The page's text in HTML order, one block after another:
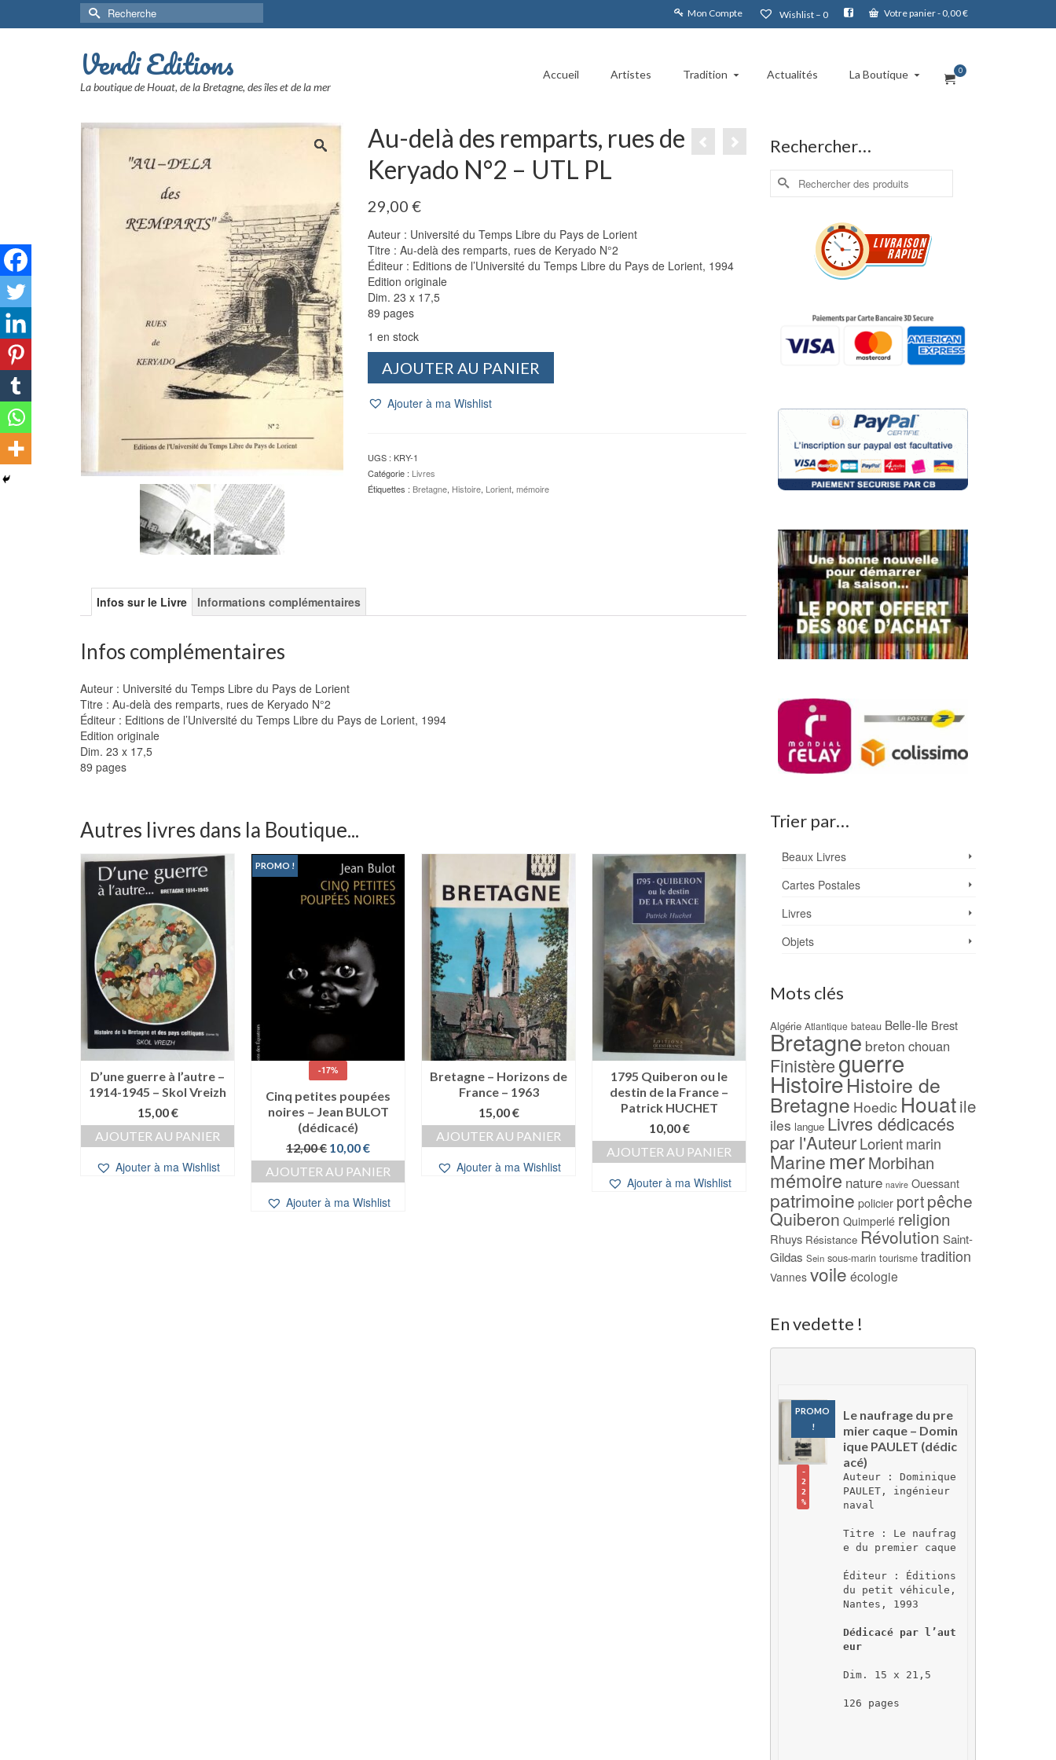
Mon Compte Wishlist – 0 Votre panier- 0,00€
Rechercher :
Verdi Editions
La boutique de Houat, de la Bretagne, des îles et de la mer
Accueil Artistes Tradition Actualités La Boutique 0
Au-delà des remparts, rues de
Keryado N°2 – UTL PL
29,00 €
Auteur : Université du Temps Libre du Pays de Lorient
Titre : Au-delà des remparts, rues de Keryado N°2
Éditeur : Editions de l’Université du Temps Libre du Pays de Lorient, 1994
Edition originale
Dim. 23 x 17,5
89 pages
1 en stock
delà
rues
de
Keryado
AJOUTER AU PANIER
Ajouter à ma Wishlist
UGS : KRY-1
Catégorie : Livres
Étiquettes : Bretagne, Histoire, Lorient, mémoire
Infos sur le Livre Informations complémentaires
Infos complémentaires
Auteur : Université du Temps Libre du Pays de Lorient
Titre : Au-delà des remparts, rues de Keryado N°2
Éditeur : Editions de l’Université du Temps Libre du Pays de Lorient, 1994
Edition originale
Dim. 23 x 17,5
89 pages
Autres livres dans la Boutique...
D’une guerre à l’autre –
1914-1945 – Skol Vreizh
15,00€
AJOUTER AU PANIER
Ajouter à ma Wishlist
PROMO !
-17%
Cinq petites poupées
noires – Jean BULOT
(dédicacé)
12,00€ Le
prix
initial
12,00 €.
10,00€Le
prix
actuel
10,00 €.
AJOUTER AU PANIER
Ajouter à ma Wishlist
Bretagne – Horizons de
France – 1963
15,00€
AJOUTER AU PANIER
Ajouter à ma Wishlist
1795 Quiberon ou le
destin de la France –
Patrick HUCHET
10,00€
AJOUTER AU PANIER
Ajouter à ma Wishlist
-40%
Iain Pears – Le Portrait
(Poche 10/18)
5,00€ Le
prix
initial
était :
3,00€ Le
prix
actuel
est :
AJOUTER AU PANIER
Ajouter à ma Wishlist
AJOUTER AU
Rechercher…
Rechercher :
Trier par…
Beaux Livres
Cartes Postales
Livres
Objets
Mots clés
Algérie Atlantique bateau Belle-Ile Brest
Bretagne breton chouan
Finistèreguerre
HistoireHistoire de
Bretagne Hoedic Houatile
iles langue Livres dédicacés
par l'Auteur Lorient marin
Marine merMorbihan
mémoire nature navire Ouessant
patrimoine policier portpêche
Quiberon Quimperlé religion
Rhuys Résistance Révolution Saint-
Gildas Sein sous-marin tourisme tradition
Vannes voile écologie
En vedette !
PROMO
!
-
2
2
%
Le naufrage du pre
mier caque – Domin
ique PAULET (dédic
acé)
Auteur : Dominique
PAULET, ingénieur
naval
Titre : Le naufrag
e du premier caque
Éditeur : Éditions
du petit véhicule,
Nantes, 1993
Dédicacé par l’aut
eur
Dim. 15 x 21,5
126 pages